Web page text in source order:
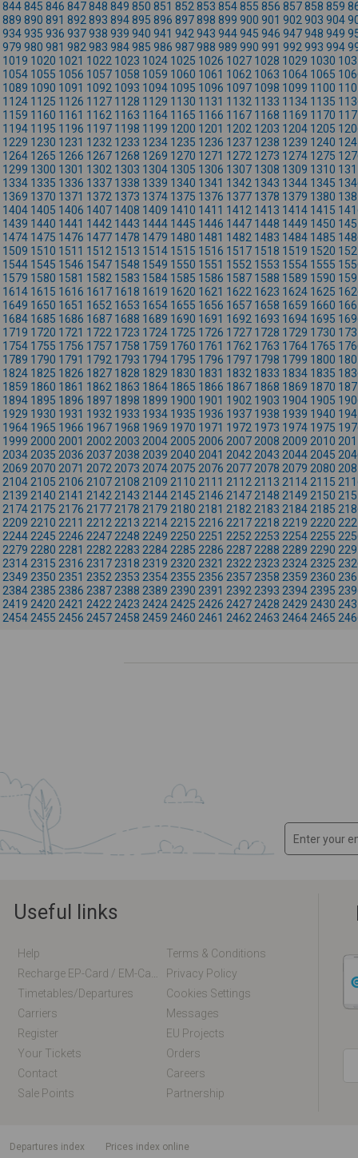
844845 846 847848 849 850 851 852 853 854855 856 857858 859
889 890 891 892 893 894895 896 897898 899 900 901 902 903 904
934935 936 937938 939 940 941 942 943 944945 946 947948 949
979 980 981 982 983 984985 986 987988 989 990 991 992 993 994
1019 1020 1021 1022 1023 1024 1025 1026 1027 1028 1029 1030
1054 1055 1056 1057 1058 1059 1060 1061 1062 1063 1064 1065
1089 1090 1091 1092 1093 1094 1095 1096 1097 1098 1099 1100
1124 1125 1126 1127 1128 1129 1130 1131 1132 1133 1134 1135
1159 1160 1161 1162 1163 1164 1165 1166 1167 1168 1169 1170
1194 1195 1196 1197 1198 1199 1200 1201 1202 1203 1204 1205
1229 1230 1231 1232 1233 1234 1235 1236 1237 1238 1239 1240
1264 1265 1266 1267 1268 1269 1270 1271 1272 1273 1274 1275
1299 1300 1301 1302 1303 1304 1305 1306 1307 1308 1309 1310
1334 1335 1336 1337 1338 1339 1340 1341 1342 1343 1344 1345
1369 1370 1371 1372 1373 1374 1375 1376 1377 1378 1379 1380
1404 1405 1406 1407 1408 1409 1410 1411 1412 1413 1414 1415
1439 1440 1441 1442 1443 1444 1445 1446 1447 1448 1449 1450
1474 1475 1476 1477 1478 1479 1480 1481 1482 1483 1484 1485
1509 1510 1511 1512 1513 1514 1515 1516 1517 1518 1519 1520
1544 1545 1546 1547 1548 1549 1550 1551 1552 1553 1554 1555
1579 1580 1581 1582 1583 1584 1585 1586 1587 1588 1589 1590
1614 1615 1616 1617 1618 1619 1620 1621 1622 1623 1624 1625
1649 1650 1651 1652 1653 1654 1655 1656 1657 1658 1659 1660
1684 1685 1686 1687 1688 1689 1690 1691 1692 1693 1694 1695
1719 1720 1721 1722 1723 1724 1725 1726 1727 1728 1729 1730
1754 1755 1756 1757 1758 1759 1760 1761 1762 1763 1764 1765
1789 1790 1791 1792 1793 1794 1795 1796 1797 1798 1799 1800
1824 1825 1826 1827 1828 1829 1830 1831 1832 1833 1834 1835
1859 1860 1861 1862 1863 1864 1865 1866 1867 1868 1869 1870
1894 1895 1896 1897 1898 1899 1900 1901 1902 1903 1904 1905
1929 1930 1931 1932 1933 1934 1935 1936 1937 1938 1939 1940
1964 1965 1966 1967 1968 1969 1970 1971 1972 1973 1974 1975
1999 2000 2001 2002 2003 2004 2005 2006 2007 2008 2009 2010
2034 2035 2036 2037 2038 2039 2040 2041 2042 2043 2044 2045
2069 2070 2071 2072 2073 2074 2075 2076 2077 2078 2079 2080
2104 2105 2106 2107 2108 2109 2110 2111 2112 2113 2114 2115
2139 2140 2141 2142 2143 2144 2145 2146 2147 2148 2149 2150
2174 2175 2176 2177 2178 2179 2180 2181 2182 2183 2184 2185
2209 2210 2211 2212 2213 2214 2215 2216 2217 2218 2219 2220
2244 2245 2246 2247 2248 2249 2250 2251 2252 2253 2254 2255
2279 2280 2281 2282 2283 2284 2285 2286 2287 2288 2289 2290
2314 2315 2316 2317 2318 2319 2320 2321 2322 2323 2324 2325
2349 2350 2351 2352 2353 2354 2355 2356 2357 2358 2359 2360
2384 2385 2386 2387 2388 2389 2390 2391 2392 2393 2394 2395
2419 2420 2421 2422 2423 2424 2425 2426 2427 2428 2429 2430
2454 2455 2456 2457 2458 2459 2460 2461 2462 2463 2464 2465
Useful links
Help
Terms & Conditions
Privacy Policy
Timetables/departures
Cookies Settings
Carriers
Messages
Register
EU Projects
Your Tickets
Orders
Contact
Careers
Sale Points
Partnership
departures index
Prices index online